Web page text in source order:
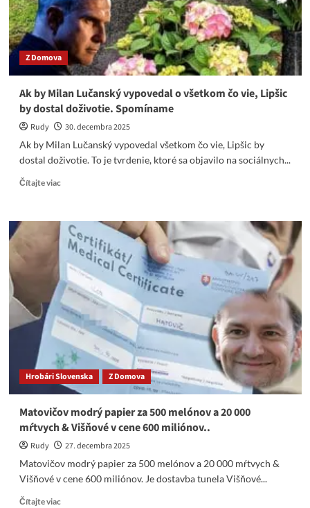
to
isté
do
Z Domova
Ak by Milan Lučanský vypovedal o všetkom čo vie, Lipšic
by dostal doživotie. Spomíname
Rudy
30. decembra 2025
Ak by Milan Lučanský vypovedal všetkom čo vie, Lipšic by
dostal doživotie. To je tvrdenie, ktoré sa objavilo na sociálnych...
Čítajte viacRead
Ak
by
Milan
Lučanský
vypovedal
všetkom
čo
vie,
Lipšic
dostal
doživotie.
Spomíname
Hrobári Slovenska Z Domova
Matovičov modrý papier za 500 melónov a 20 000
mŕtvych & Višňové v cene 600 miliónov..
Rudy
27. decembra 2025
Matovičov modrý papier za 500 melónov a 20 000 mŕtvych &
Višňové v cene 600 miliónov. Je dostavba tunela Višňové...
Čítajte viacRead